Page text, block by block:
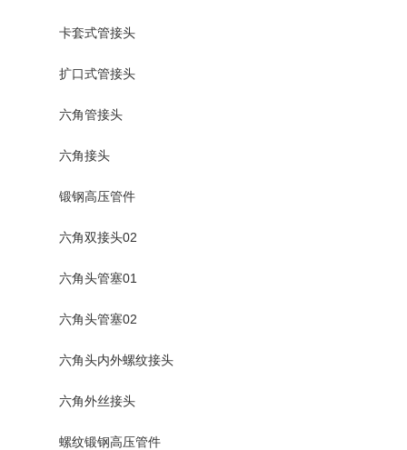
卡套式管接头
扩口式管接头
六角管接头
六角接头
锻钢高压管件
六角双接头02
六角头管塞01
六角头管塞02
六角头内外螺纹接头
六角外丝接头
螺纹锻钢高压管件